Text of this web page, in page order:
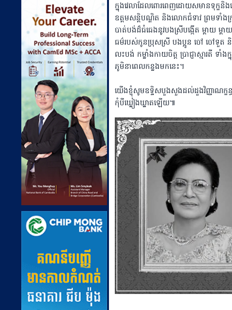
ក្នុងវេលាដែលពោរពេញដោយសមានទុក្ខនិ
ឧត្តមសន្តិបណ្ឌិត និងលោកជំទាវ ព្រមទាំង
បាត់បង់ដ៏ធំធេងនូវបងស្រីបង្កើត ម្តាយ ម្
ធម៌របស់កូនប្រុសស្រី បងប្អូន ចៅ ចៅទួត និង
លះបង់ កម្លាំងកាយចិត្ត ប្រាជ្ញាស្មារតី ទ
ភូមិនាពេលកន្លងមកនេះ។
យើងខ្ញុំសូមឧទ្ទិសបួងសួងដល់ដួងវិញ្ញាណក្
កុំបីឃ្លៀងឃ្លាតឡើយ៕